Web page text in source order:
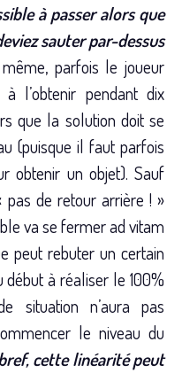
à passer alors que
sauter par-dessus
parfois le joueur
l’obtenir pendant dix
que la solution doit se
(puisque il faut parfois
obtenir un objet). Sauf
de retour arrière ! »
va se fermer ad vitam
peut rebuter un certain
à réaliser le 100%
situation n’aura pas
le niveau du
cette linéarité peut